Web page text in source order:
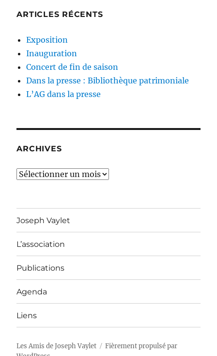
ARTICLES RÉCENTS
Exposition
Inauguration
Concert de fin de saison
Dans la presse : Bibliothèque patrimoniale
L’AG dans la presse
ARCHIVES
Archives
Joseph Vaylet
L’association
Publications
Agenda
Liens
Les Amis de Joseph Vaylet
Fièrement propulsé par